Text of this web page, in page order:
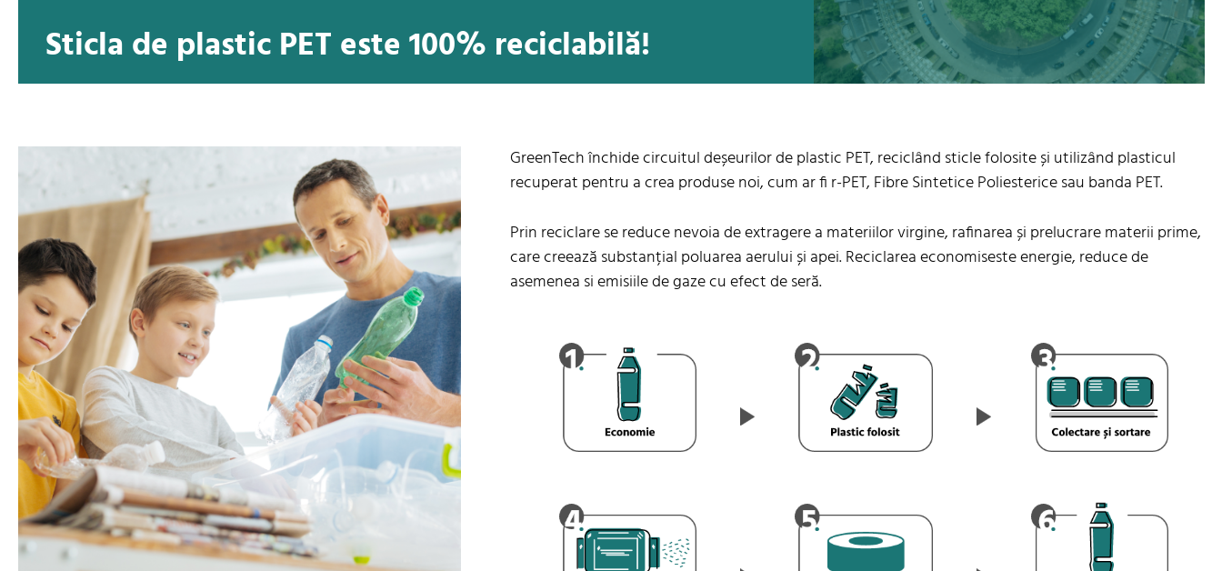
Sticla de plastic PET este 100% reciclabilă!
GreenTech închide circuitul deșeurilor de plastic PET, reciclând sticle folosite și utilizând plasticul
recuperat pentru a crea produse noi, cum ar fi r-PET, Fibre Sintetice Poliesterice sau banda PET.
Prin reciclare se reduce nevoia de extragere a materiilor virgine, rafinarea și prelucrare materii prime,
care creează substanțial poluarea aerului și apei. Reciclarea economiseste energie, reduce de
asemenea si emisiile de gaze cu efect de seră.